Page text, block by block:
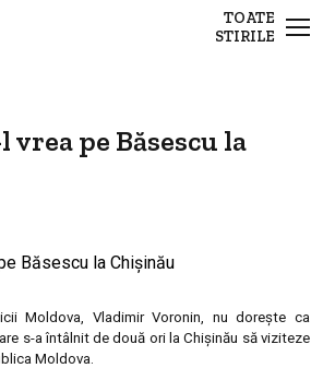
TOATE
STIRILE
pe Băsescu la
Moldova, Vladimir Voronin, nu doreşte ca
s-a întâlnit de două ori la Chişinău să viziteze
Moldova.